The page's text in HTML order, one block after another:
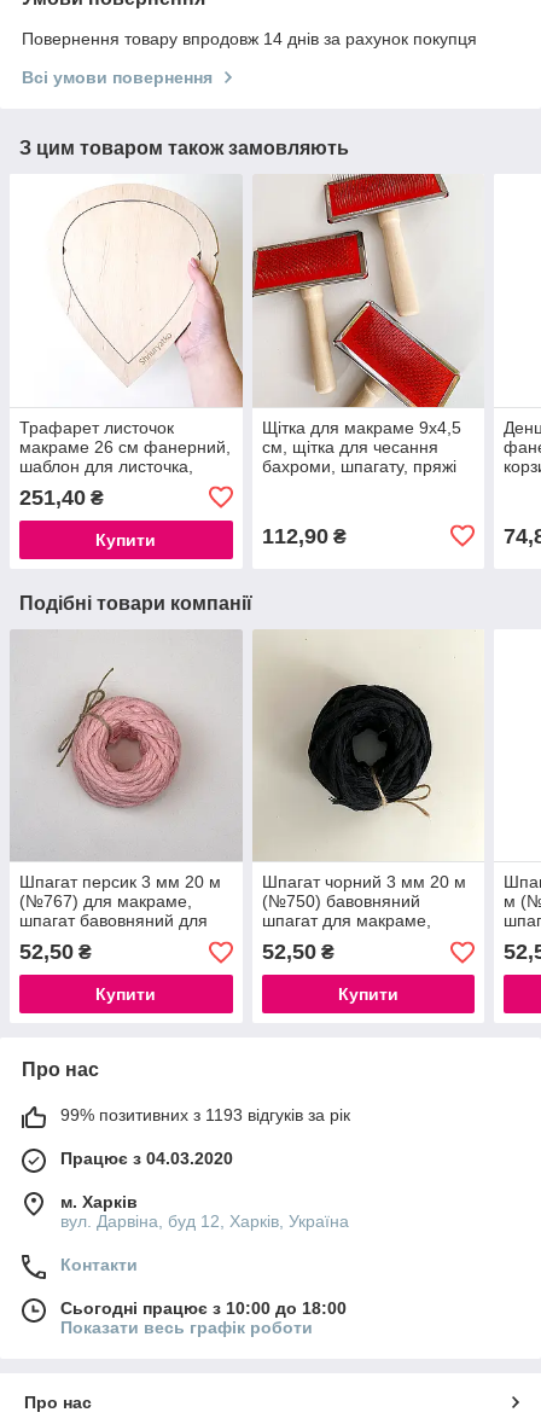
Повернення товару впродовж 14 днів за рахунок покупця
Всі умови повернення
З цим товаром також замовляють
Трафарет листочок
макраме 26 см фанерний,
шаблон для листочка,
макраме
251,40 ₴
Купити
Щітка для макраме 9х4,5
см, щітка для чесання
бахроми, шпагату, пряжі
112,90₴
Подібні товари компанії
Шпагат персик 3 мм 20 м
(№767) для макраме,
шпагат бавовняний для
плетіння
52,50 ₴
Купити
Шпагат чорний 3 мм 20 м
(№750) бавовняний
шпагат для макраме,
шпагат бавовняний для
плетіння, матеріали для
макраме
52,50₴
Купити
м
Про нас
99% позитивних з 1193 відгуків за рік
Працює з 04.03.2020
м. Харків
вул. Дарвіна, буд 12, Харків, Україна
Контакти
Сьогодні працює з 10:00 до 18:00
Показати весь графік роботи
Про нас